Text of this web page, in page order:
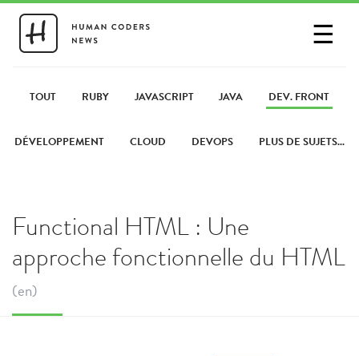
☰
PARTAGER UN LIEN
TOUT RUBY JAVASCRIPT JAVA DEV. FRONT
DÉVELOPPEMENT CLOUD DEVOPS PLUS DE SUJETS...
Functional HTML : Une
approche fonctionnelle du HTML
(en)